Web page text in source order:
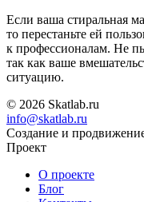
Если ваша стиральная
то перестаньте ей
к профессионалам. Не
так как ваше
ситуацию.
© 2026 Skatlab.ru
info@skatlab.ru
Создание и
Проект
О проекте
Блог